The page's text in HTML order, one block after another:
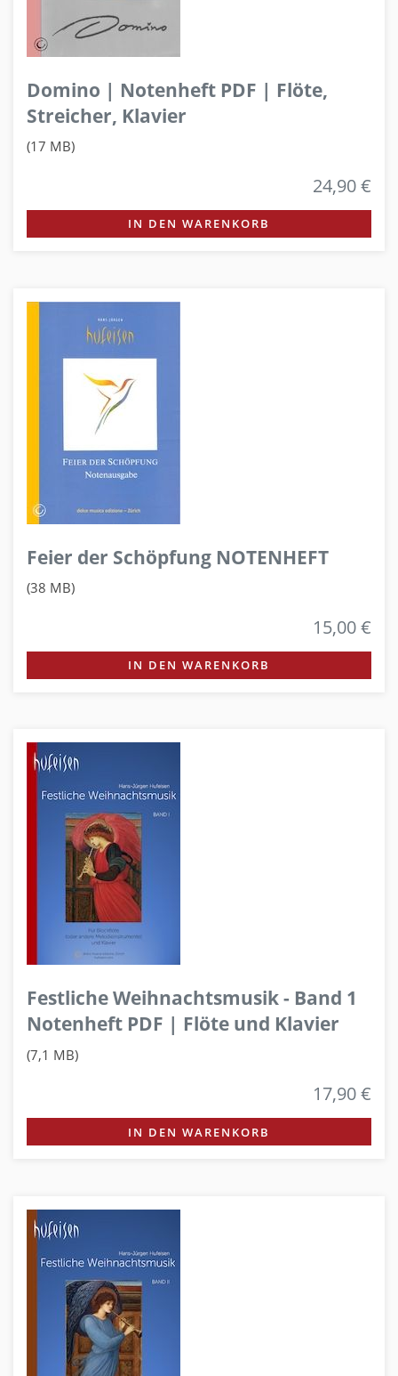
Domino | Notenheft PDF | Flöte,
Streicher, Klavier
(17 MB)
24,90 €
IN DEN WARENKORB
Feier der Schöpfung NOTENHEFT
(38 MB)
15,00 €
IN DEN WARENKORB
Festliche Weihnachtsmusik - Band 1
Notenheft PDF | Flöte und Klavier
(7,1 MB)
17,90 €
IN DEN WARENKORB